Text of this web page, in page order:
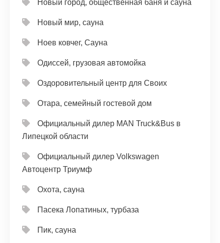
Новый город, общественная баня и сауна
Новый мир, сауна
Ноев ковчег, Сауна
Одиссей, грузовая автомойка
Оздоровительный центр для Своих
Отара, семейный гостевой дом
Официальный дилер MAN Truck&Bus в
Липецкой области
Официальный дилер Volkswagen
Автоцентр Триумф
Охота, сауна
Пасека Лопатиных, турбаза
Пик, сауна